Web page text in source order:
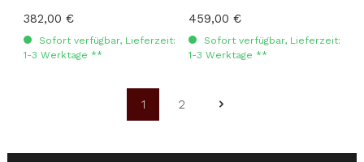
Regulärer Preis:
382,00 €
Sofort verfügbar, Lieferzeit:
1-3 Werktage **
Regulärer Preis:
459,00 €
Sofort verfügbar, Lieferzeit:
1-3 Werktage **
Seite
1
Seite
2